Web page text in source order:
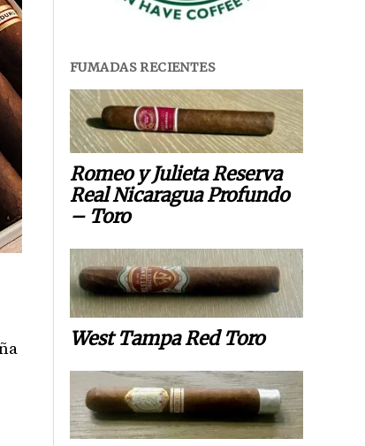
FUMADAS RECIENTES
Romeo y Julieta Reserva
Real Nicaragua Profundo
– Toro
West Tampa Red Toro